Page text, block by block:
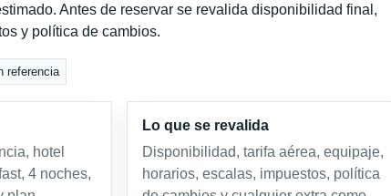
Antes de reservar se revalida disponibilidad final,
y política de cambios.
referencia
hotel
4 noches,
Lo que se revalida
Disponibilidad, tarifa aérea, equipaje,
horarios, escalas, impuestos, política